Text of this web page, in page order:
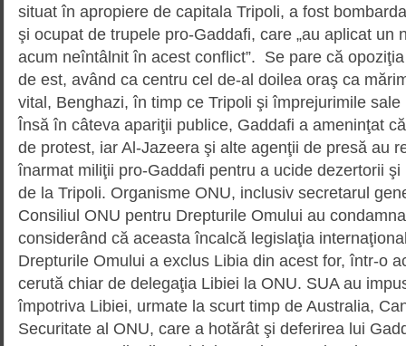
situat în apropiere de capitala Tripoli, a fost
şi ocupat de trupele pro-Gaddafi, care „au aplicat un
acum neîntâlnit în acest conflict”. Se pare că
de est, având ca centru cel de-al doilea oraş ca
vital, Benghazi, în timp ce Tripoli şi împrejurimile
Însă în câteva apariţii publice, Gaddafi a ameninţat
de protest, iar Al-Jazeera şi alte agenţii de presă au
înarmat miliţii pro-Gaddafi pentru a ucide dezertorii
de la Tripoli. Orga­nis­me ONU, inclusiv secretarul
Consiliul ONU pentru Drepturile Omului au
considerând că aceasta încalcă legislaţia
Drepturile Omului a exclus Libia din acest for, într-o
cerută chiar de delegaţia Libiei la ONU. SUA au
împotriva Libiei, urmate la scurt timp de Australia,
Securitate al ONU, care a hotărât şi deferirea lui